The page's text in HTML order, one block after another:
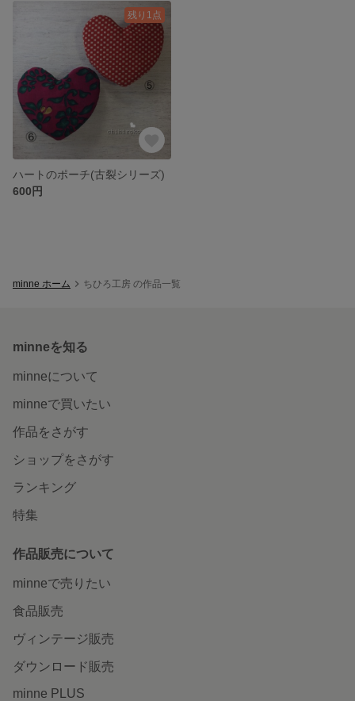
残り1点
ハートのポーチ(古裂シリーズ)
600円
minne ホーム ちひろ工房 の作品一覧
minneを知る
minneについて
minneで買いたい
作品をさがす
ショップをさがす
ランキング
特集
作品販売について
minneで売りたい
食品販売
ヴィンテージ販売
ダウンロード販売
minne PLUS